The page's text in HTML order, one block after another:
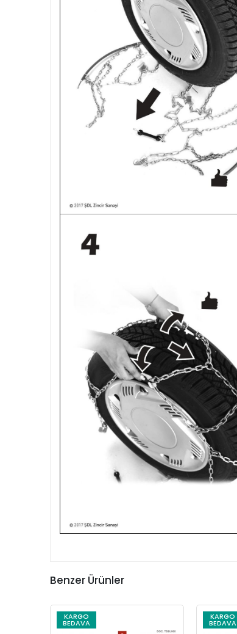
Benzer Ürünler
KARGO
BEDAVA
KARGO
BEDAVA